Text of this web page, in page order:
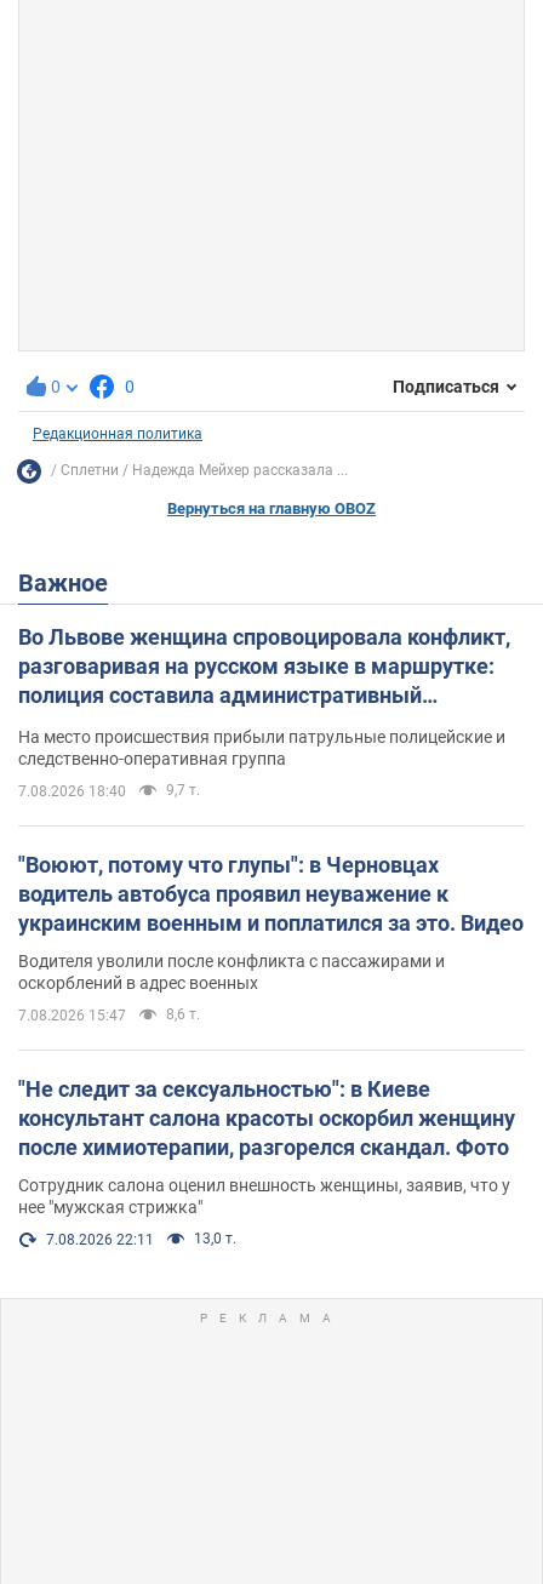
0 0 Подписаться
Редакционная политика
Сплетни Надежда Мейхер рассказала ...
Вернуться на главную OBOZ
Важное
Во Львове женщина спровоцировала конфликт,
разговаривая на русском языке в маршрутке:
полиция составила административный
На место происшествия прибыли патрульные полицейские и
следственно-оперативная группа
7.08.2026 18:40 9,7 т.
"Воюют, потому что глупы": в Черновцах
водитель автобуса проявил неуважение к
украинским военным и поплатился за это. Видео
Водителя уволили после конфликта с пассажирами и
оскорблений в адрес военных
7.08.2026 15:47 8,6 т.
"Не следит за сексуальностью": в Киеве
консультант салона красоты оскорбил женщину
после химиотерапии, разгорелся скандал. Фото
Сотрудник салона оценил внешность женщины, заявив, что у
нее "мужская стрижка"
7.08.2026 22:11 13,0 т.